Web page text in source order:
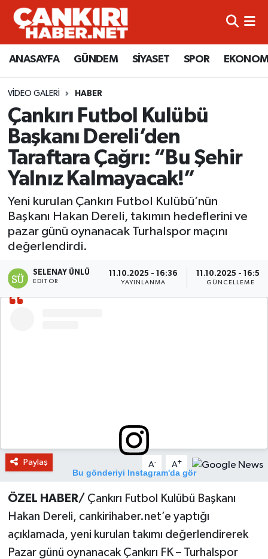
ANASAYFA GÜNDEM SİYASET SPOR
VIDEO GALERI HABER
Çankırı Futbol Kulübü
Başkanı Dereli’den
Taraftara Çağrı: “Bu Şehir
Yalnız Kalmayacak!”
Yeni kurulan Çankırı Futbol Kulübü’nün
Başkanı Hakan Dereli, takımın hedeflerini ve
pazar günü oynanacak Turhalspor maçını
değerlendirdi.
SELENAY ÜNLÜ
EDITÖR
11.10.2025 - 16:36
YAYINLANMA
11.10.2025 - 16:57
GÜNCELLEME
Bu gönderiyi Instagram'da gör
Paylaş A- A+
ÖZEL HABER/ Çankırı Futbol Kulübü Başkanı
Hakan Dereli, cankirihaber.net’e yaptığı
açıklamada, yeni kurulan takımı değerlendirerek
Pazar günü oynanacak Çankırı FK – Turhalspor
ANASAYFA
GÜNDEM
SİYASET
SPOR
EKONOMİ
EĞİTİM
RESMİ İLANLAR
Künye
İletişim
Gizlilik Sözleşmesi
BİYOGRAFİLER
EKONOMİ
GENEL
GÜNDEM
VİZYONDAKİLER
YAŞAM
Merkez Hava Durumu
Merkez Trafik Yoğunluk Haritası
Süper Lig Puan Durumu ve Fikstür
Tüm Manşetler
Son Dakika Haberleri
Haber Arşivi